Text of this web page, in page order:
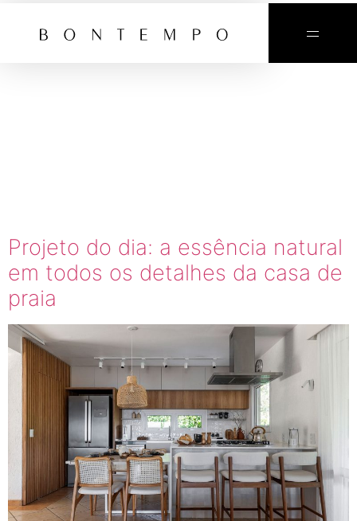
Projeto do dia: a essência natural
em todos os detalhes da casa de
praia